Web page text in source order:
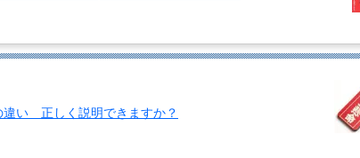
違い 正しく説明できますか？